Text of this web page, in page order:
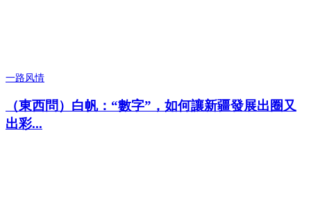
一路风情
（東西問）白帆：“數字”，如何讓新疆發展出圈又
出彩...